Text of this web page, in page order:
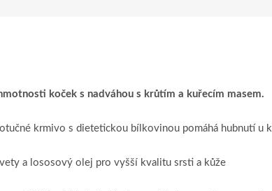
koček s nadváhou s krůtím a kuřecím masem.
krmivo s dietetickou bílkovinou pomáhá hubnutí u
a lososový olej pro vyšší kvalitu srsti a kůže